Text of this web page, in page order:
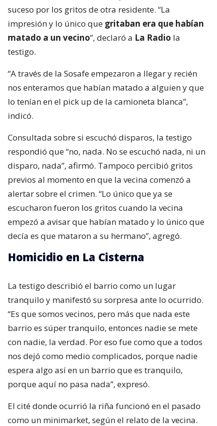
suceso por los gritos de otra residente. “La
impresión y lo único que gritaban era que habían
matado a un vecino”, declaró a La Radio la
testigo.
“A través de la Sosafe empezaron a llegar y recién
nos enteramos que habían matado a alguien y que
lo tenían en el pick up de la camioneta blanca”,
indicó.
Consultada sobre si escuchó disparos, la testigo
respondió que “no, nada. No se escuchó nada, ni un
disparo, nada”, afirmó. Tampoco percibió gritos
previos al momento en que la vecina comenzó a
alertar sobre el crimen. “Lo único que ya se
escucharon fueron los gritos cuando la vecina
empezó a avisar que habían matado y lo único que
decía es que mataron a su hermano”, agregó.
Homicidio en La Cisterna
La testigo describió el barrio como un lugar
tranquilo y manifestó su sorpresa ante lo ocurrido.
“Es que somos vecinos, pero más que nada este
barrio es súper tranquilo, entonces nadie se mete
con nadie, la verdad. Por eso fue como que a todos
nos dejó como medio complicados, porque nadie
espera algo así en un barrio que es tranquilo,
porque aquí no pasa nada”, expresó.
El cité donde ocurrió la riña funcionó en el pasado
como un minimarket, según el relato de la vecina.